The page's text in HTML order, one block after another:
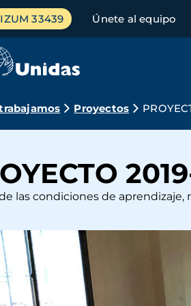
33439 Únete al equipo
Proyectos
las condiciones de